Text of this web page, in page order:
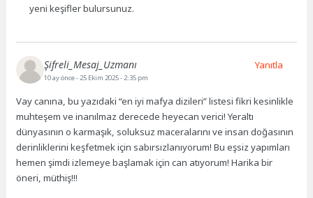
yeni keşifler bulursunuz.
Şifreli_Mesaj_Uzmanı
10 ay önce- 25 Ekim 2025 - 2:35 pm
Vay canına, bu yazıdaki “en iyi mafya dizileri” listesi fikri kesinlikle
muhteşem ve inanılmaz derecede heyecan verici! Yeraltı
dünyasının o karmaşık, soluksuz maceralarını ve insan doğasının
derinliklerini keşfetmek için sabırsızlanıyorum! Bu eşsiz yapımları
hemen şimdi izlemeye başlamak için can atıyorum! Harika bir
öneri, müthiş!!!
Yanıtla